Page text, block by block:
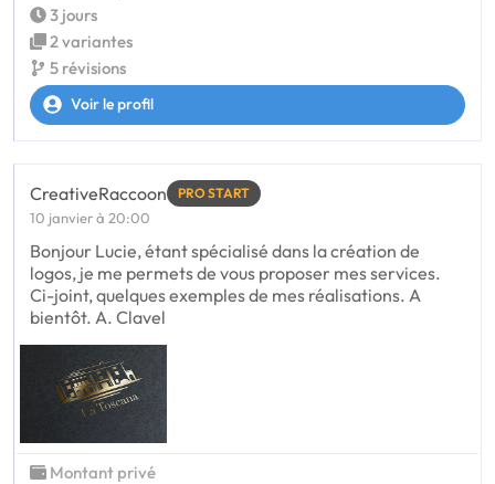
3 jours
2 variantes
5 révisions
Voir le profil
CreativeRaccoon PRO START
10 janvier à 20:00
Bonjour Lucie, étant spécialisé dans la création de
logos, je me permets de vous proposer mes services.
Ci-joint, quelques exemples de mes réalisations. A
bientôt. A. Clavel
Montant privé